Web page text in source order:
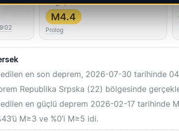
En güçlü
M4.4
Prolog
en son deprem, 2026-07-30 tarihinde
Republika Srpska (22) bölgesinde
en güçlü deprem 2026-02-17 tarihinde
M≥3 ve %0’i M≥5 idi.